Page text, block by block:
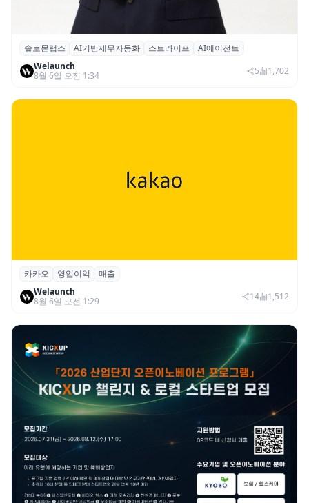
솔로몬랩스, 스트라이프 출신 이창헌 영입…
절세 전략 AI 에이전트 개발 본격화
솔로몬랩스 AI기반세무자동화 스트라이프
AI에이전트
Welaunch
8월 6일 오전 1:34
5 1,702
카카오, 2026년 2분기 매출 2조985억·영업
이익 2770억…역대 분기 최대
카카오 영업이익
매출
Welaunch
8월 6일 오전 1:29
14 1,512